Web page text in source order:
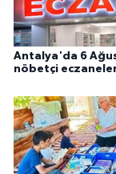
Antalya'da 6
nöbetçi